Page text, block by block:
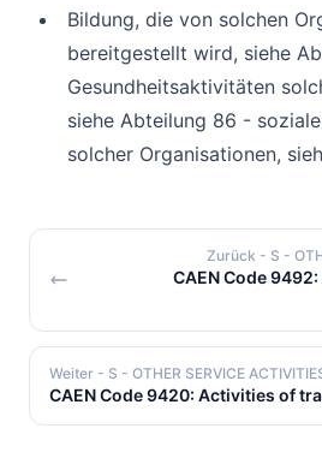
Bildung, die von solchen
bereitgestellt wird, siehe
Gesundheitsaktivitäten
siehe Abteilung 86 -
solcher Organisationen,
Zurück - S -
CAEN Code
Weiter - S - OTHER SERVICE
CAEN Code 9420: Activities of